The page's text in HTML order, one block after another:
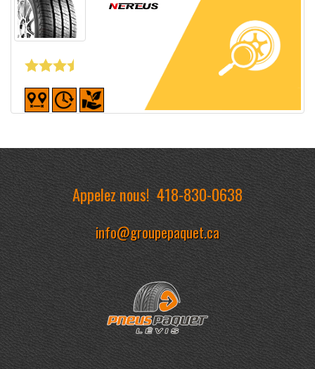
Appelez nous!418-830-0638
info@groupepaquet.ca